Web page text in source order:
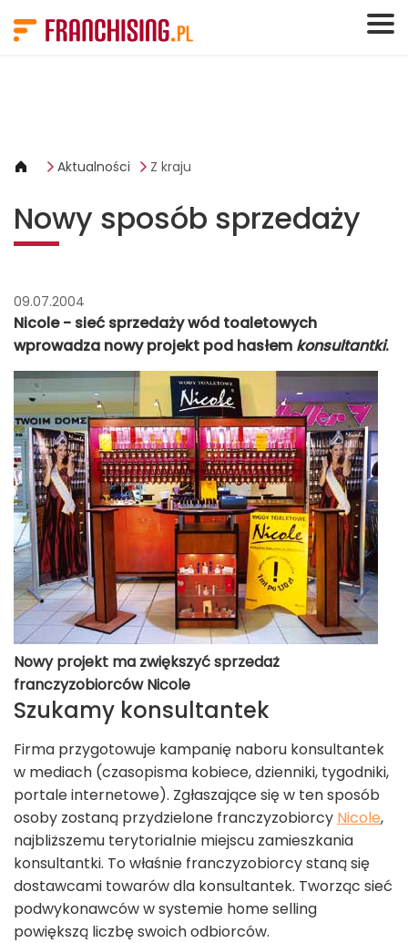
Aktualności Z kraju
Nowy sposób sprzedaży
09.07.2004
Nicole - sieć sprzedaży wód toaletowych
wprowadza nowy projekt pod hasłem konsultantki.
Nowy projekt ma zwiększyć sprzedaż
franczyzobiorców Nicole
Szukamy konsultantek
Firma przygotowuje kampanię naboru konsultantek
w mediach (czasopisma kobiece, dzienniki, tygodniki,
portale internetowe). Zgłaszające się w ten sposób
osoby zostaną przydzielone franczyzobiorcy Nicole,
najbliższemu terytorialnie miejscu zamieszkania
konsultantki. To właśnie franczyzobiorcy staną się
dostawcami towarów dla konsultantek. Tworząc sieć
podwykonawców w systemie home selling
powiększą liczbę swoich odbiorców.